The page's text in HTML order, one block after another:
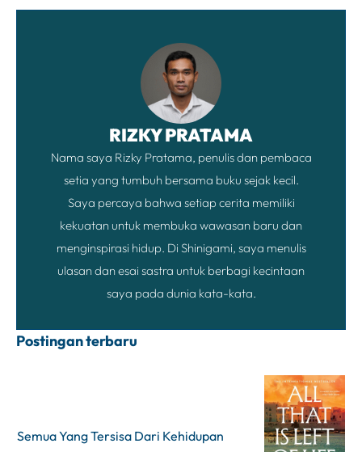
RIZKY PRATAMA
Nama saya Rizky Pratama, penulis dan pembaca
setia yang tumbuh bersama buku sejak kecil.
Saya percaya bahwa setiap cerita memiliki
kekuatan untuk membuka wawasan baru dan
menginspirasi hidup. Di Shinigami, saya menulis
ulasan dan esai sastra untuk berbagi kecintaan
saya pada dunia kata-kata.
Postingan terbaru
Semua Yang Tersisa Dari Kehidupan